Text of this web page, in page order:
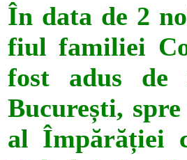
În data de 2
fiul familiei
fost adus de
București,
al Împărăției